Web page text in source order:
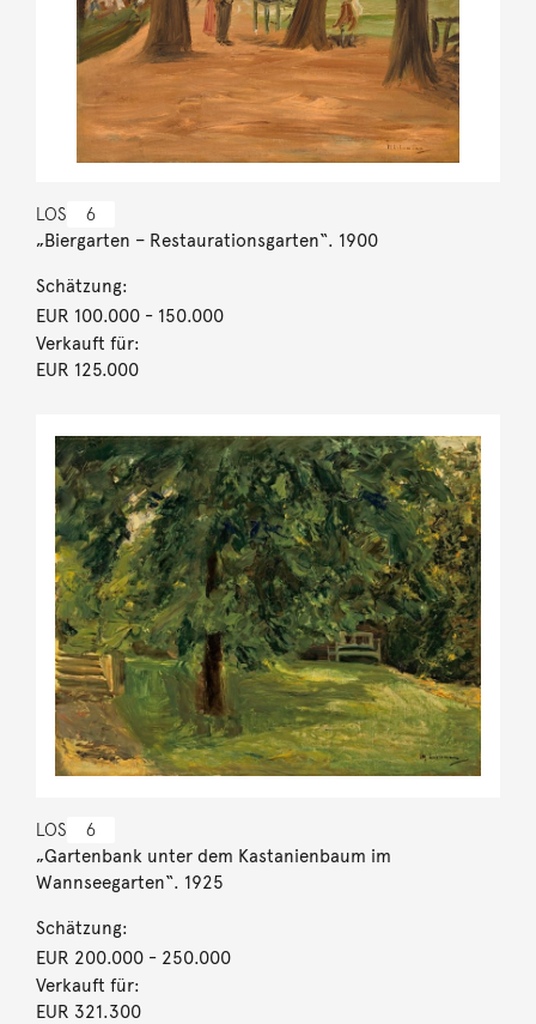
LOS 6
„Biergarten – Restaurationsgarten“. 1900
Schätzung:
EUR 100.000- 150.000
Verkauft für:
EUR 125.000
LOS 6
„Gartenbank unter dem Kastanienbaum im
Wannseegarten“. 1925
Schätzung:
EUR 200.000- 250.000
Verkauft für:
EUR 321.300